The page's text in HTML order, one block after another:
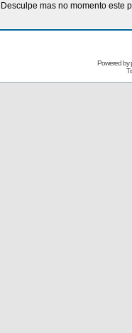
Desculpe mas no momento este
Powered by